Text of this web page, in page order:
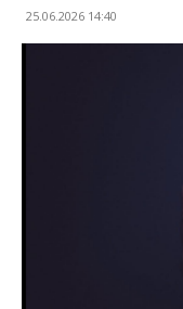
25.06.2026 14:40